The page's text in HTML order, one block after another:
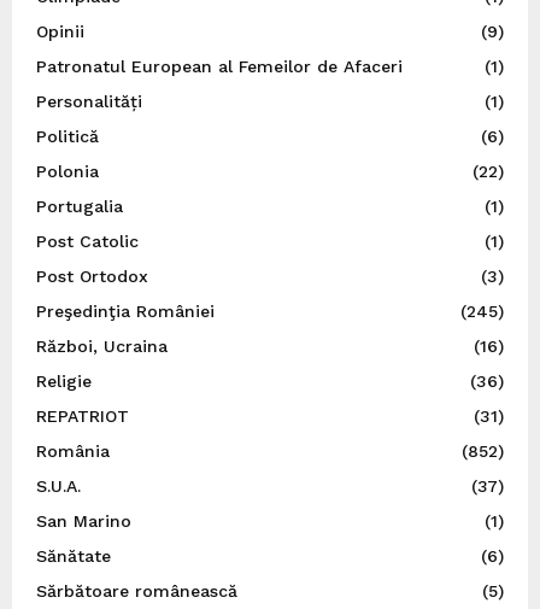
Opinii
(9)
Patronatul European al Femeilor de Afaceri
(1)
Personalități
(1)
Politică
(6)
Polonia
(22)
Portugalia
(1)
Post Catolic
(1)
Post Ortodox
(3)
Preşedinţia României
(245)
Război, Ucraina
(16)
Religie
(36)
REPATRIOT
(31)
România
(852)
S.U.A.
(37)
San Marino
(1)
Sănătate
(6)
Sărbătoare românească
(5)